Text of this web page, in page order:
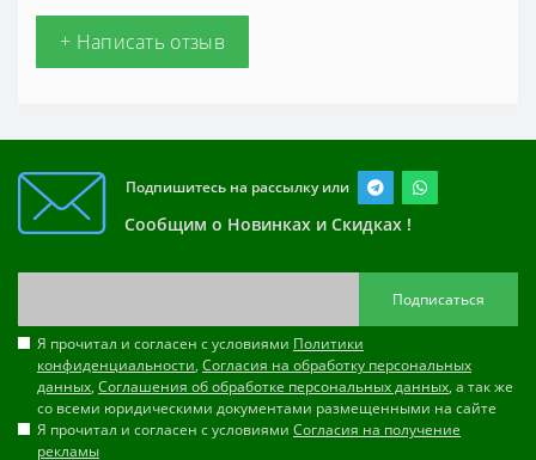
+ Написать отзыв
Подпишитесь на рассылку или
Сообщим о Новинках и Скидках !
Подписаться
Я прочитал и согласен с условиями Политики
конфиденциальности, Согласия на обработку персональных
данных, Соглашения об обработке персональных данных, а так же
со всеми юридическими документами размещенными на сайте
Я прочитал и согласен с условиями Согласия на получение
рекламы